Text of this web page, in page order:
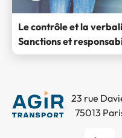
Le contrôle et la
Sanctions et
23 rue
75013